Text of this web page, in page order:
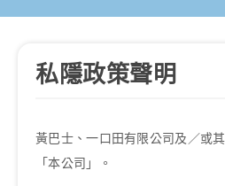
私隱政策聲明
黃巴士、一口田有限公司及／或
「本公司」。